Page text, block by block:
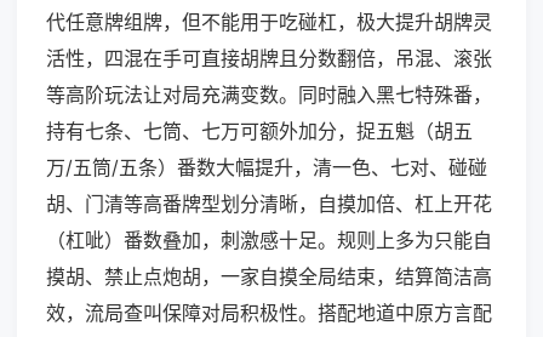
代任意牌组牌，但不能用于吃碰杠，极大提升胡牌灵
活性，四混在手可直接胡牌且分数翻倍，吊混、滚张
等高阶玩法让对局充满变数。同时融入黑七特殊番，
持有七条、七筒、七万可额外加分，捉五魁（胡五
万/五筒/五条）番数大幅提升，清一色、七对、碰碰
胡、门清等高番牌型划分清晰，自摸加倍、杠上开花
（杠呲）番数叠加，刺激感十足。规则上多为只能自
摸胡、禁止点炮胡，一家自摸全局结束，结算简洁高
效，流局查叫保障对局积极性。搭配地道中原方言配